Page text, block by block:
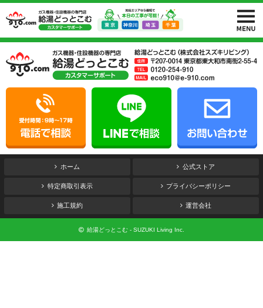
ホーム 公式ストア
特定商取引表示 プライバシーポリシー
施工規約 運営会社
給湯どっとこむ - SUZUKI Living Inc.